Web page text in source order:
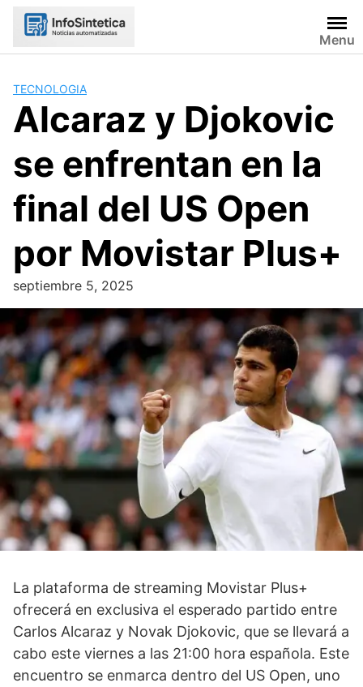
Skip
Menu
TECNOLOGIA
Alcaraz y Djokovic
se enfrentan en la
final del US Open
por Movistar Plus+
septiembre 5, 2025
La plataforma de streaming Movistar Plus+
ofrecerá en exclusiva el esperado partido entre
Carlos Alcaraz y Novak Djokovic, que se llevará a
cabo este viernes a las 21:00 hora española. Este
encuentro se enmarca dentro del US Open, uno